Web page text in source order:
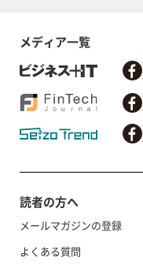
メディア一覧
読者の方へ
メールマガジンの登録
よくある質問